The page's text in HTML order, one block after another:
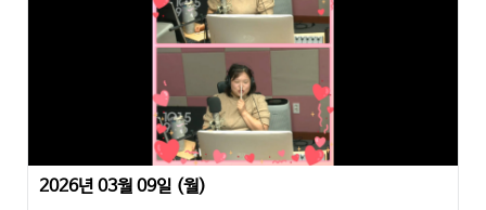
2026년 03월 09일 (월)